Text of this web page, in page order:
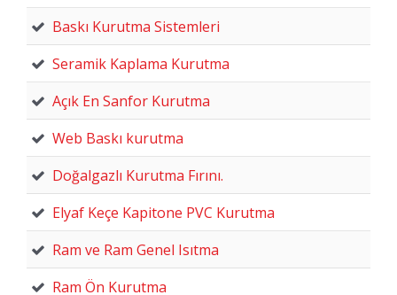
Baskı Kurutma Sistemleri
Seramik Kaplama Kurutma
Açık En Sanfor Kurutma
Web Baskı kurutma
Doğalgazlı Kurutma Fırını.
Elyaf Keçe Kapitone PVC Kurutma
Ram ve Ram Genel Isıtma
Ram Ön Kurutma